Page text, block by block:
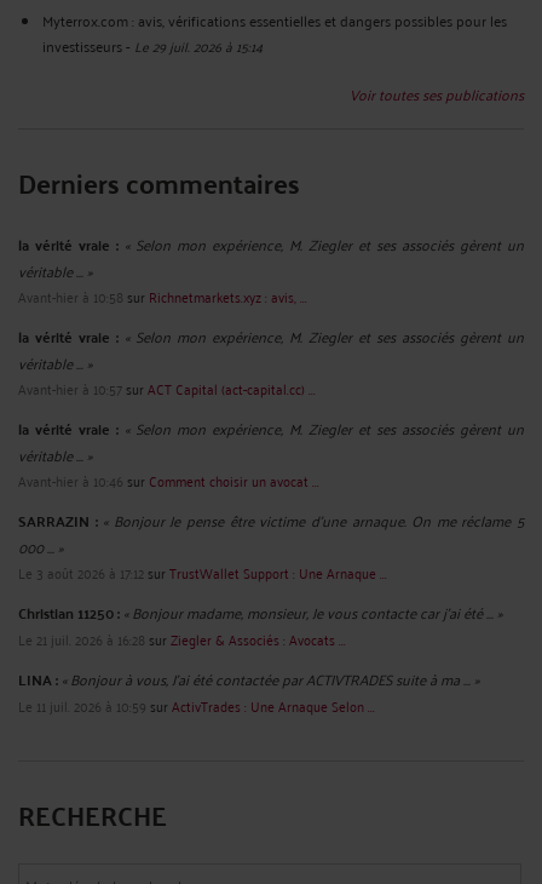
Myterrox.com : avis, vérifications essentielles et dangers possibles pour les
investisseurs- Le 29 juil. 2026 à 15:14
Voir toutes ses publications
Derniers commentaires
la vérité vraie : « Selon mon expérience, M. Ziegler et ses associés gèrent un
véritable ... »
Avant-hier à 10:58 sur Richnetmarkets.xyz : avis, ...
la vérité vraie : « Selon mon expérience, M. Ziegler et ses associés gèrent un
véritable ... »
Avant-hier à 10:57surACT Capital (act-capital.cc) ...
la vérité vraie : « Selon mon expérience, M. Ziegler et ses associés gèrent un
véritable ... »
Avant-hier à 10:46 sur Comment choisir un avocat ...
SARRAZIN : « Bonjour Je pense être victime d'une arnaque. On me réclame 5
000 ... »
Le 3 août 2026 à 17:12surTrustWallet Support : Une Arnaque ...
Christian 11250 :« Bonjour madame, monsieur, Je vous contacte car j'ai été ... »
Le 21 juil. 2026 à 16:28 surZiegler & Associés : Avocats ...
LINA :« Bonjour à vous, J'ai été contactée par ACTIVTRADES suite à ma ... »
Le 11 juil. 2026 à 10:59 surActivTrades : Une Arnaque Selon ...
RECHERCHE